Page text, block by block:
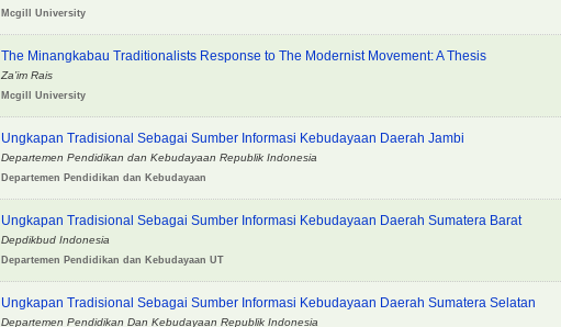
Mcgill University
The Minangkabau Traditionalists Response to The Modernist Movement: A Thesis
Za’im Rais
Mcgill University
Ungkapan Tradisional Sebagai Sumber Informasi Kebudayaan Daerah Jambi
Departemen Pendidikan dan Kebudayaan Republik Indonesia
Departemen Pendidikan dan Kebudayaan
Ungkapan Tradisional Sebagai Sumber Informasi Kebudayaan Daerah Sumatera Barat
Depdikbud Indonesia
Departemen Pendidikan dan Kebudayaan UT
Ungkapan Tradisional Sebagai Sumber Informasi Kebudayaan Daerah Sumatera Selatan
Departemen Pendidikan Dan Kebudayaan Republik Indonesia